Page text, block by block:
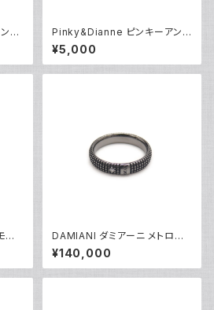
グ
8
Pinky&Dianne ピンキーアンド
ダイアン シルバーリング 指輪 9
号 Y04624
¥5,000
ド
ゴ
DAMIANI ダミアーニ メトロポ
リタンドリーム 1Pダイヤモンド
リング K18WG 18金 指輪 17号
Y05256
¥140,000